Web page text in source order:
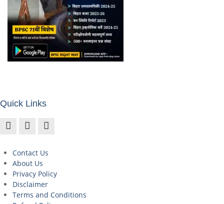
Quick Links
Contact Us
About Us
Privacy Policy
Disclaimer
Terms and Conditions